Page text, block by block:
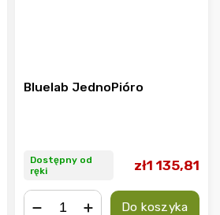
Bluelab JednoPióro
Dostępny od
ręki
zł1 135,81
Do koszyka